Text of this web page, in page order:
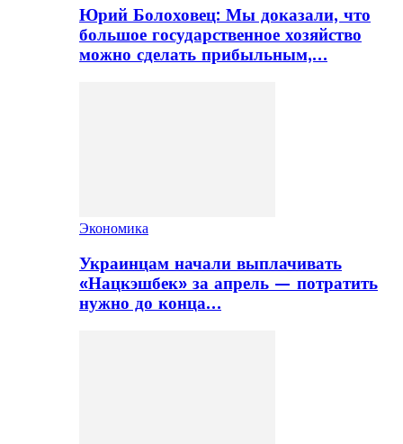
Юрий Болоховец: Мы доказали, что
большое государственное хозяйство
можно сделать прибыльным,…
Экономика
Украинцам начали выплачивать
«Нацкэшбек» за апрель — потратить
нужно до конца…